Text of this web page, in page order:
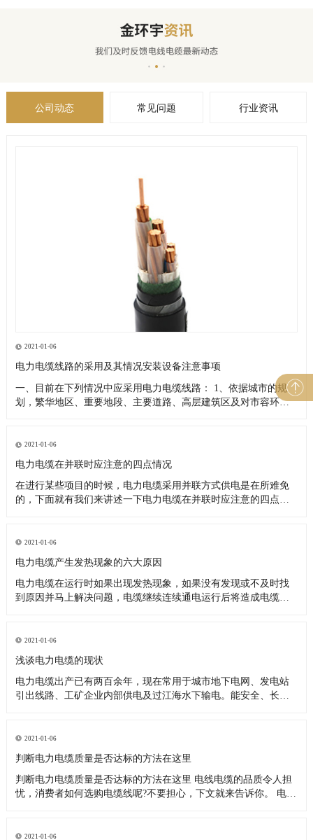
公司动态 常见问题 行业资讯
2021-01-06
电力电缆线路的采用及其情况安装设备注意事项
一、目前在下列情况中应采用电力电缆线路： 1、依据城市的规
划，繁华地区、重要地段、主要道路、高层建筑区及对市容环境
2021-01-06
电力电缆在并联时应注意的四点情况
在进行某些项目的时候，电力电缆采用并联方式供电是在所难免
的，下面就有我们来讲述一下电力电缆在并联时应注意的四点情
配基本均匀，不会出现单根电缆负荷过重，提前出现大面积发热
烧毁现象。 2
2021-01-06
电力电缆产生发热现象的六大原因
电力电缆在运行时如果出现发热现象，如果没有发现或不及时找
到原因并马上解决问题，电缆继续连续通电运行后将造成电缆发
不好，压接不紧密，造成接头处接触电阻过大，也会造成电缆产
生发热现象。
2021-01-06
浅谈电力电缆的现状
电力电缆出产已有两百余年，现在常用于城市地下电网、发电站
引出线路、工矿企业内部供电及过江海水下输电。能安全、长期
上包绕黄麻并将其穿入铁管内，然后填充沥青混合物制成电缆，
并将此电缆
2021-01-06
判断电力电缆质量是否达标的方法在这里
判断电力电缆质量是否达标的方法在这里 电线电缆的品质令人担
忧，消费者如何选购电缆线呢?不要担心，下文就来告诉你。 电力
次充好降低铜线总面积，造成电缆线的电导体电阻严重超标准，
2021-01-06